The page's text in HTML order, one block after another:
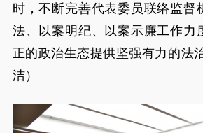
时，不断完善代表委员联络监督
法、以案明纪、以案示廉工作力
正的政治生态提供坚强有力的法
洁）